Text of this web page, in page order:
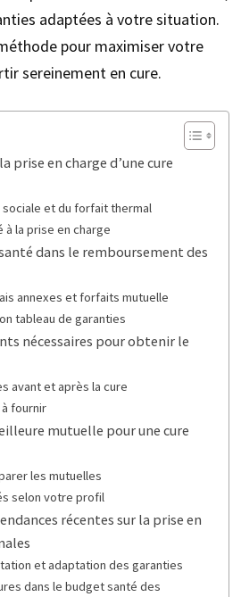
adaptées à votre situation.
pour maximiser votre
sereinement en cure.
prise en charge d’une cure
et du forfait thermal
à la prise en charge
dans le remboursement des
annexes et forfaits mutuelle
tableau de garanties
nécessaires pour obtenir le
avant et après la cure
fournir
mutuelle pour une cure
les mutuelles
selon votre profil
récentes sur la prise en
et adaptation des garanties
dans le budget santé des